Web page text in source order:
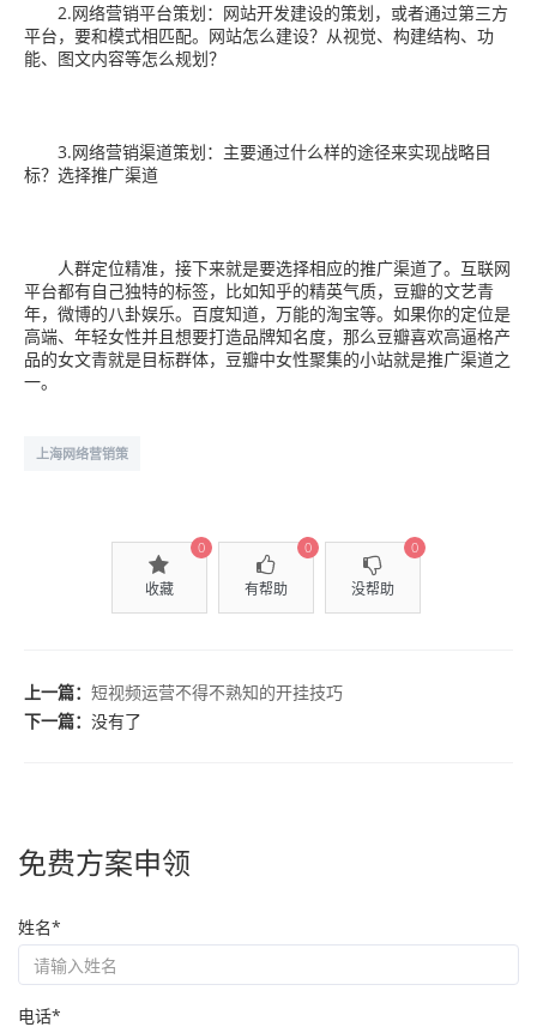
2.网络营销平台策划：网站开发建设的策划，或者通过第三方
平台，要和模式相匹配。网站怎么建设？从视觉、构建结构、功
能、图文内容等怎么规划？
3.网络营销渠道策划：主要通过什么样的途径来实现战略目
标？选择推广渠道
人群定位精准，接下来就是要选择相应的推广渠道了。互联网
平台都有自己独特的标签，比如知乎的精英气质，豆瓣的文艺青
年，微博的八卦娱乐。百度知道，万能的淘宝等。如果你的定位是
高端、年轻女性并且想要打造品牌知名度，那么豆瓣喜欢高逼格产
品的女文青就是目标群体，豆瓣中女性聚集的小站就是推广渠道之
一。
上海网络营销策
收藏
0
有帮助
0
没帮助
0
上一篇： 短视频运营不得不熟知的开挂技巧
下一篇： 没有了
免费方案申领
姓名*
电话*